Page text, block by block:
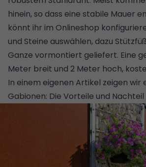
hinein, so dass eine stabile Mauer
könnt ihr im Onlineshop
und Steine auswählen, dazu
Ganze vormontiert geliefert. Eine
Meter breit und 2 Meter hoch,
In einem eigenen Artikel zeigen wir
Gabionen: Die Vorteile und